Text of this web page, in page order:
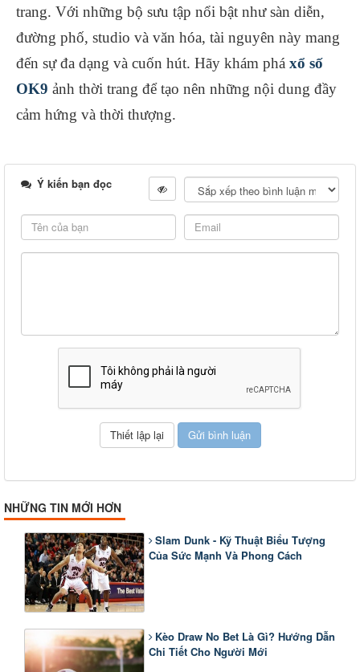
trang. Với những bộ sưu tập nổi bật như sàn diễn,
đường phố, studio và văn hóa, tài nguyên này mang
đến sự đa dạng và cuốn hút. Hãy khám phá xổ số
OK9 ảnh thời trang để tạo nên những nội dung đầy
cảm hứng và thời thượng.
Ý kiến bạn đọc
NHỮNG TIN MỚI HƠN
Slam Dunk - Kỹ Thuật Biểu Tượng
Của Sức Mạnh Và Phong Cách
Kèo Draw No Bet Là Gì? Hướng Dẫn
Chi Tiết Cho Người Mới